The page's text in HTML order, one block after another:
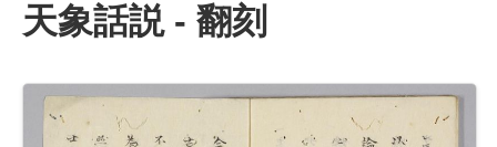
天象話説 - 翻刻